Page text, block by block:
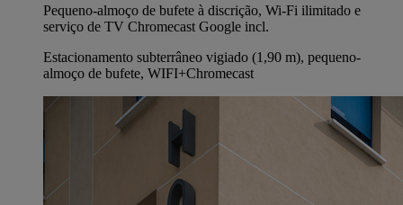
Pequeno-almoço de bufete à discrição, Wi-Fi ilimitado e
serviço de TV Chromecast Google incl.
Estacionamento subterrâneo vigiado (1,90 m), pequeno-
almoço de bufete, WIFI+Chromecast